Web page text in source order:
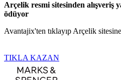
Arçelik resmi sitesinden alışveriş
ödüyor
Avantajix'ten tıklayıp Arçelik
TIKLA KAZAN